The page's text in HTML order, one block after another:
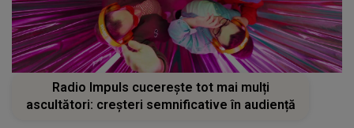
Radio Impuls cucerește tot mai mulți
ascultători: creșteri semnificative în audiență